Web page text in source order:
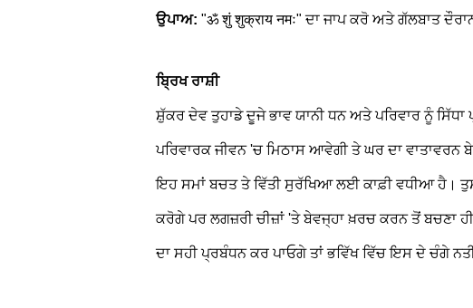
ਉਪਾਅ: "ॐ शुं शुक्राय नमः" ਦਾ ਜਾਪ ਕਰੋ ਅਤੇ ਗੱਲਬਾਤ
ਬ੍ਰਿਖ ਰਾਸ਼ੀ
ਸ਼ੁੱਕਰ ਦੇਵ ਤੁਹਾਡੇ ਦੂਜੇ ਭਾਵ ਯਾਨੀ ਧਨ ਅਤੇ ਪਰਿਵਾਰ ਨੂੰ
ਪਰਿਵਾਰਕ ਜੀਵਨ 'ਚ ਮਿਠਾਸ ਆਵੇਗੀ ਤੇ ਘਰ ਦਾ
ਇਹ ਸਮਾਂ ਬਚਤ ਤੇ ਵਿੱਤੀ ਸੁਰੱਖਿਆ ਲਈ ਕਾਫ਼ੀ ਵਧੀਆ ਹੈ।
ਕਰੋਗੇ ਪਰ ਲਗਜ਼ਰੀ ਚੀਜ਼ਾਂ 'ਤੇ ਬੇਵਜ੍ਹਾ ਖ਼ਰਚ ਕਰਨ ਤੋਂ ਬਚਣਾ
ਦਾ ਸਹੀ ਪ੍ਰਬੰਧਨ ਕਰ ਪਾਓਗੇ ਤਾਂ ਭਵਿੱਖ ਵਿੱਚ ਇਸ ਦੇ ਚੰਗੇ